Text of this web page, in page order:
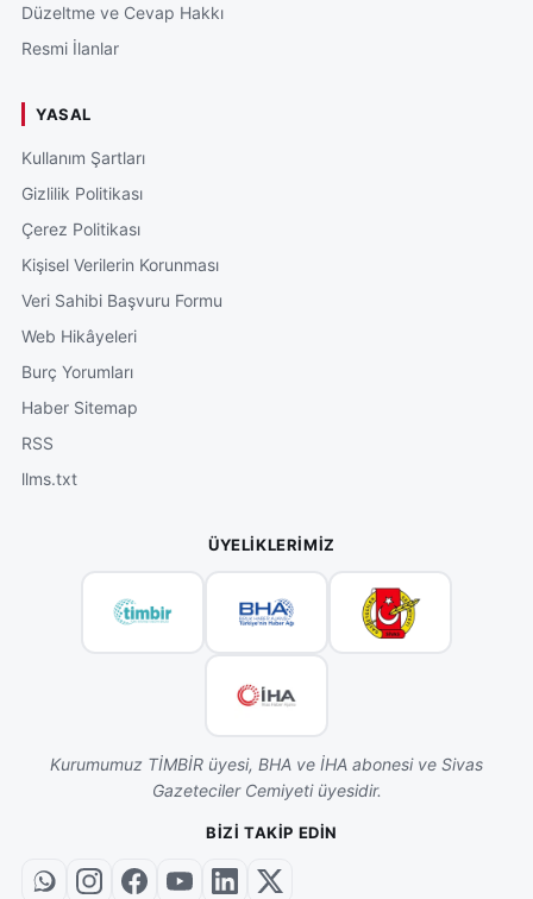
Düzeltme ve Cevap Hakkı
Resmi İlanlar
YASAL
Kullanım Şartları
Gizlilik Politikası
Çerez Politikası
Kişisel Verilerin Korunması
Veri Sahibi Başvuru Formu
Web Hikâyeleri
Burç Yorumları
Haber Sitemap
RSS
llms.txt
ÜYELIKLERIMIZ
Kurumumuz TİMBİR üyesi, BHA ve İHA abonesi ve Sivas
Gazeteciler Cemiyeti üyesidir.
BIZI TAKIP EDIN